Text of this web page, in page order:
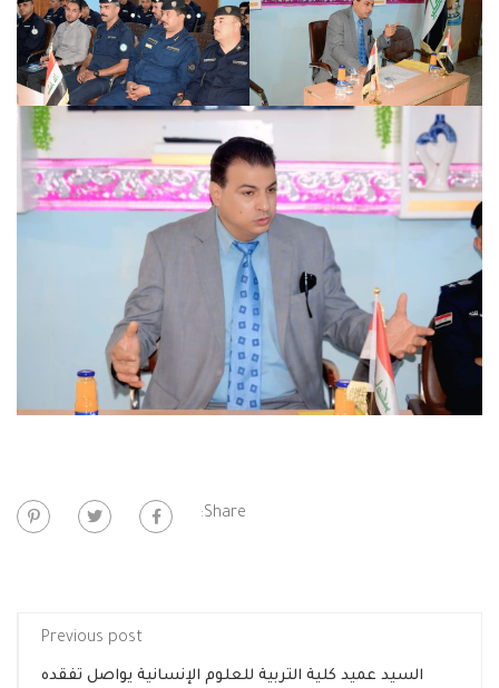
Share:
Previous post
السيد عميد كلية التربية للعلوم الإنسانية يواصل تفقده